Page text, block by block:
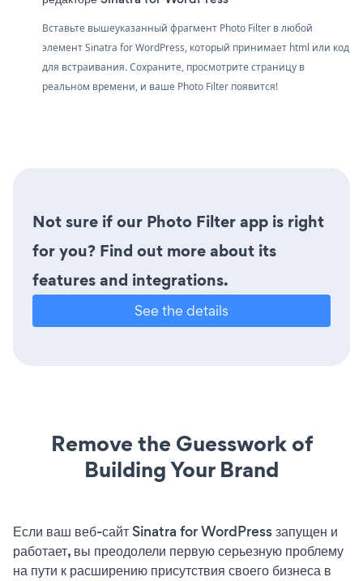
Вставьте вышеуказанный фрагмент Photo Filter в любой
элемент Sinatra for WordPress, который принимает html или код
для встраивания. Сохраните, просмотрите страницу в
реальном времени, и ваше Photo Filter появится!
Not sure if our Photo Filter app is right
for you? Find out more about its
features and integrations.
See the details
Remove the Guesswork of
Building Your Brand
Если ваш веб-сайт Sinatra for WordPress запущен и
работает, вы преодолели первую серьезную проблему
на пути к расширению присутствия своего бизнеса в